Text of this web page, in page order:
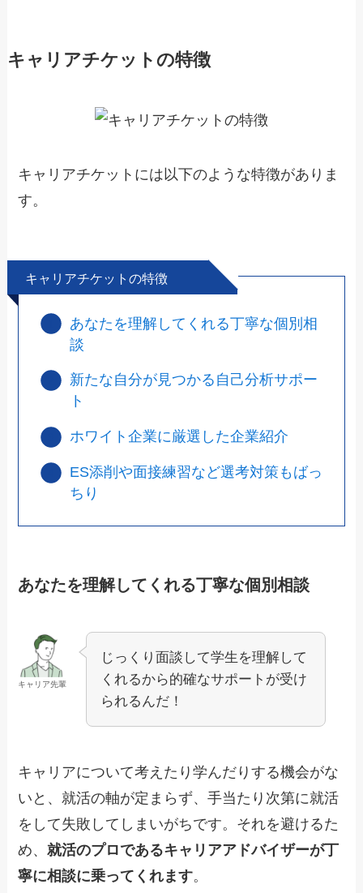
キャリアチケットの特徴
キャリアチケットには以下のような特徴がありま
す。
キャリアチケットの特徴
あなたを理解してくれる丁寧な個別相
談
新たな自分が見つかる自己分析サポー
ト
ホワイト企業に厳選した企業紹介
ES添削や面接練習など選考対策もばっ
ちり
あなたを理解してくれる丁寧な個別相談
キャリア先輩
じっくり面談して学生を理解して
くれるから的確なサポートが受け
られるんだ！
キャリアについて考えたり学んだりする機会がな
いと、就活の軸が定まらず、手当たり次第に就活
をして失敗してしまいがちです。それを避けるた
め、就活のプロであるキャリアアドバイザーが丁
寧に相談に乗ってくれます。